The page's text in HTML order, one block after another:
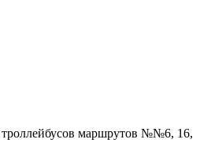
троллейбусов маршрутов №№6, 16,